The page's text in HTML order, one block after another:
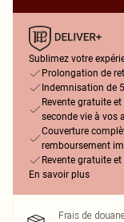
Sublimez votre
Prolongation de
Indemnisation de
Revente gratuite
seconde vie à vos
Couverture
remboursement
Revente gratuite
En savoir plus
Frais de